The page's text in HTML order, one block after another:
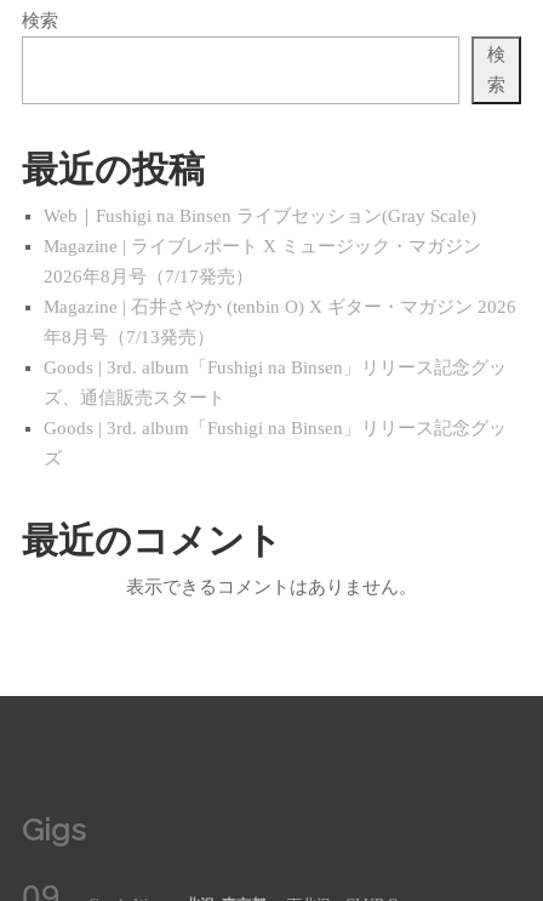
検索
検
索
最近の投稿
Web｜Fushigi na Binsen ライブセッション(Gray Scale)
Magazine | ライブレポート X ミュージック・マガジン
2026年8月号（7/17発売）
Magazine | 石井さやか (tenbin O) X ギター・マガジン 2026
年8月号（7/13発売）
Goods | 3rd. album「Fushigi na Binsen」リリース記念グッ
ズ、通信販売スタート
Goods | 3rd. album「Fushigi na Binsen」リリース記念グッ
ズ
最近のコメント
表示できるコメントはありません。
Gigs